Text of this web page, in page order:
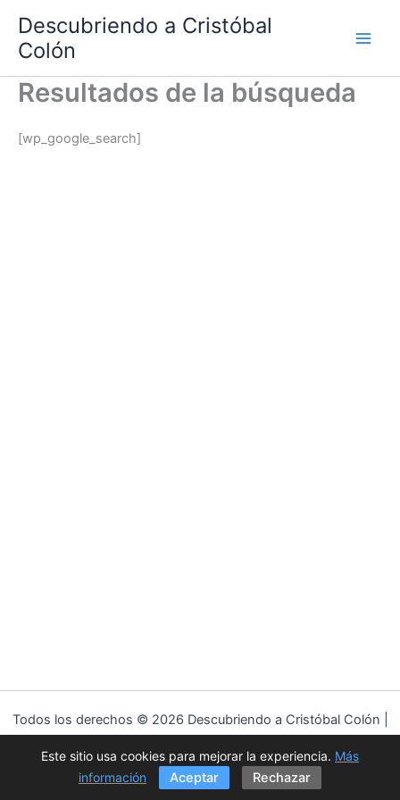
contenido
Descubriendo a Cristóbal
Colón
Resultados de la búsqueda
[wp_google_search]
Todos los derechos © 2026 Descubriendo a Cristóbal Colón |
Política de privacidad|Política de cookies|Aviso Legal
Este sitio usa cookies para mejorar la experiencia. Más
información
Aceptar Rechazar